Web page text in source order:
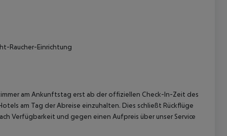
Raucher-Einrichtung
am Ankunftstag erst ab der offiziellen Check-In-Zeit des
am Tag der Abreise einzuhalten. Dies schließt Rückflüge
Verfügbarkeit und gegen einen Aufpreis über unser Service